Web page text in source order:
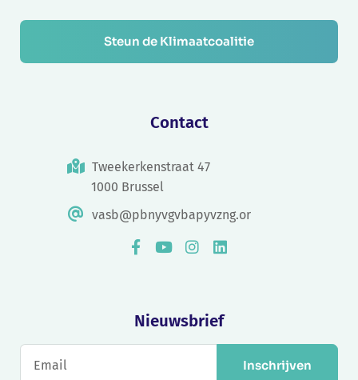
Steun de Klimaatcoalitie
Contact
Tweekerkenstraat 47
1000 Brussel
vasb@pbnyvgvbapyvzng.or
Nieuwsbrief
Inschrijven